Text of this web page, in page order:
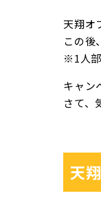
天翔オ
この後
※1人
キャン
さて
天